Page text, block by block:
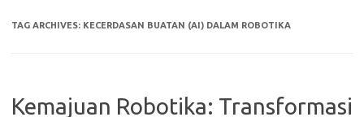
TAG ARCHIVES: KECERDASAN BUATAN (AI) DALAM ROBOTIKA
Kemajuan Robotika: Transformasi